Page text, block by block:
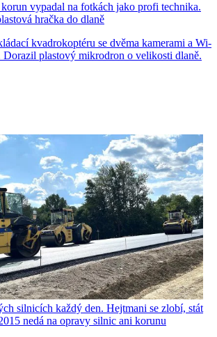
vypadal na fotkách jako profi technika.
hračka do dlaně
kvadrokoptéru se dvěma kamerami a Wi-
Dorazil plastový mikrodron o velikosti dlaně.
silnicích každý den. Hejtmani se zlobí, stát
nedá na opravy silnic ani korunu